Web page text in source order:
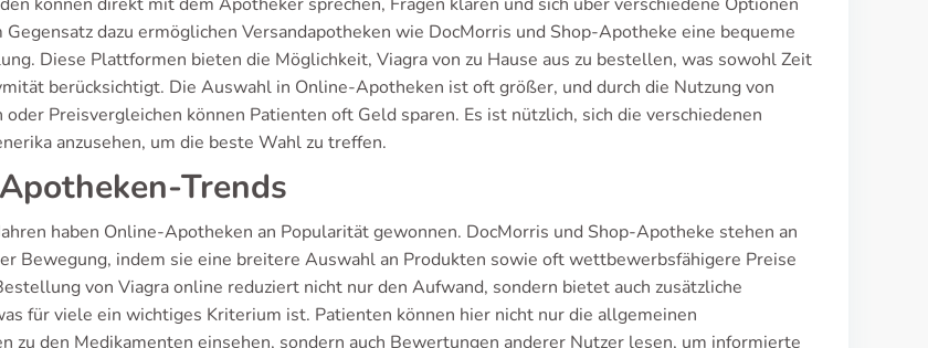
Gegensatz dazu ermöglichen Versandapotheken wie DocMorris und Shop-Apotheke eine bequeme
Diese Plattformen bieten die Möglichkeit, Viagra von zu Hause aus zu bestellen, was sowohl Zeit
berücksichtigt. Die Auswahl in Online-Apotheken ist oft größer, und durch die Nutzung von
oder Preisvergleichen können Patienten oft Geld sparen. Es ist nützlich, sich die verschiedenen
anzusehen, um die beste Wahl zu treffen.
Trends
haben Online-Apotheken an Popularität gewonnen. DocMorris und Shop-Apotheke stehen an
Bewegung, indem sie eine breitere Auswahl an Produkten sowie oft wettbewerbsfähigere Preise
von Viagra online reduziert nicht nur den Aufwand, sondern bietet auch zusätzliche
für viele ein wichtiges Kriterium ist. Patienten können hier nicht nur die allgemeinen
zu den Medikamenten einsehen, sondern auch Bewertungen anderer Nutzer lesen, um informierte